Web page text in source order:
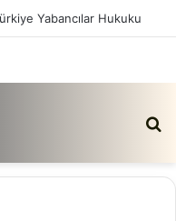
Yabancılar Hukuku